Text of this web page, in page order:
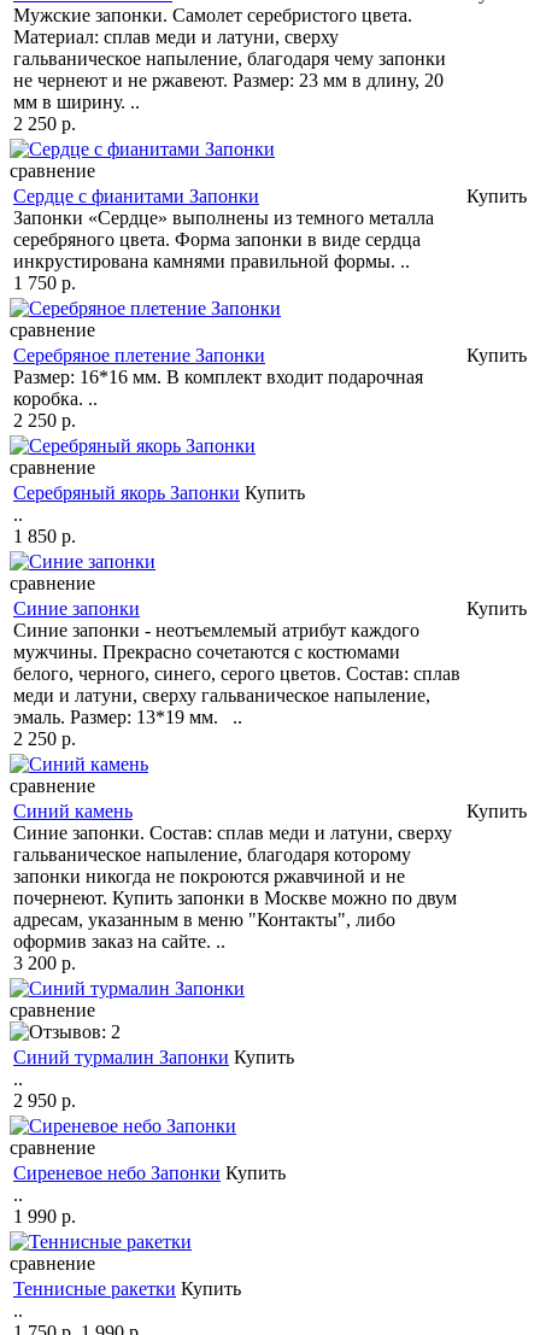
Мужские запонки. Самолет серебристого цвета.
Материал: сплав меди и латуни, сверху
гальваническое напыление, благодаря чему запонки
не чернеют и не ржавеют. Размер: 23 мм в длину, 20
мм в ширину. ..
2 250 р.
сравнение
Сердце с фианитами Запонки
Запонки «Сердце» выполнены из темного металла
серебряного цвета. Форма запонки в виде сердца
инкрустирована камнями правильной формы. ..
1 750 р.
Купить
сравнение
Серебряное плетение Запонки
Размер: 16*16 мм. В комплект входит подарочная
коробка. ..
2 250 р.
Купить
сравнение
Серебряный якорь Запонки
..
1 850 р.
Купить
сравнение
Синие запонки
Синие запонки - неотъемлемый атрибут каждого
мужчины. Прекрасно сочетаются с костюмами
белого, черного, синего, серого цветов. Состав: сплав
меди и латуни, сверху гальваническое напыление,
эмаль. Размер: 13*19 мм. ..
2 250 р.
Купить
сравнение
Синий камень
Синие запонки. Состав: сплав меди и латуни, сверху
гальваническое напыление, благодаря которому
запонки никогда не покроются ржавчиной и не
почернеют. Купить запонки в Москве можно по двум
адресам, указанным в меню "Контакты", либо
оформив заказ на сайте. ..
3 200 р.
Купить
сравнение
Синий турмалин Запонки
..
2 950 р.
Купить
сравнение
Сиреневое небо Запонки
..
1 990 р.
Купить
сравнение
Теннисные ракетки
..
Купить